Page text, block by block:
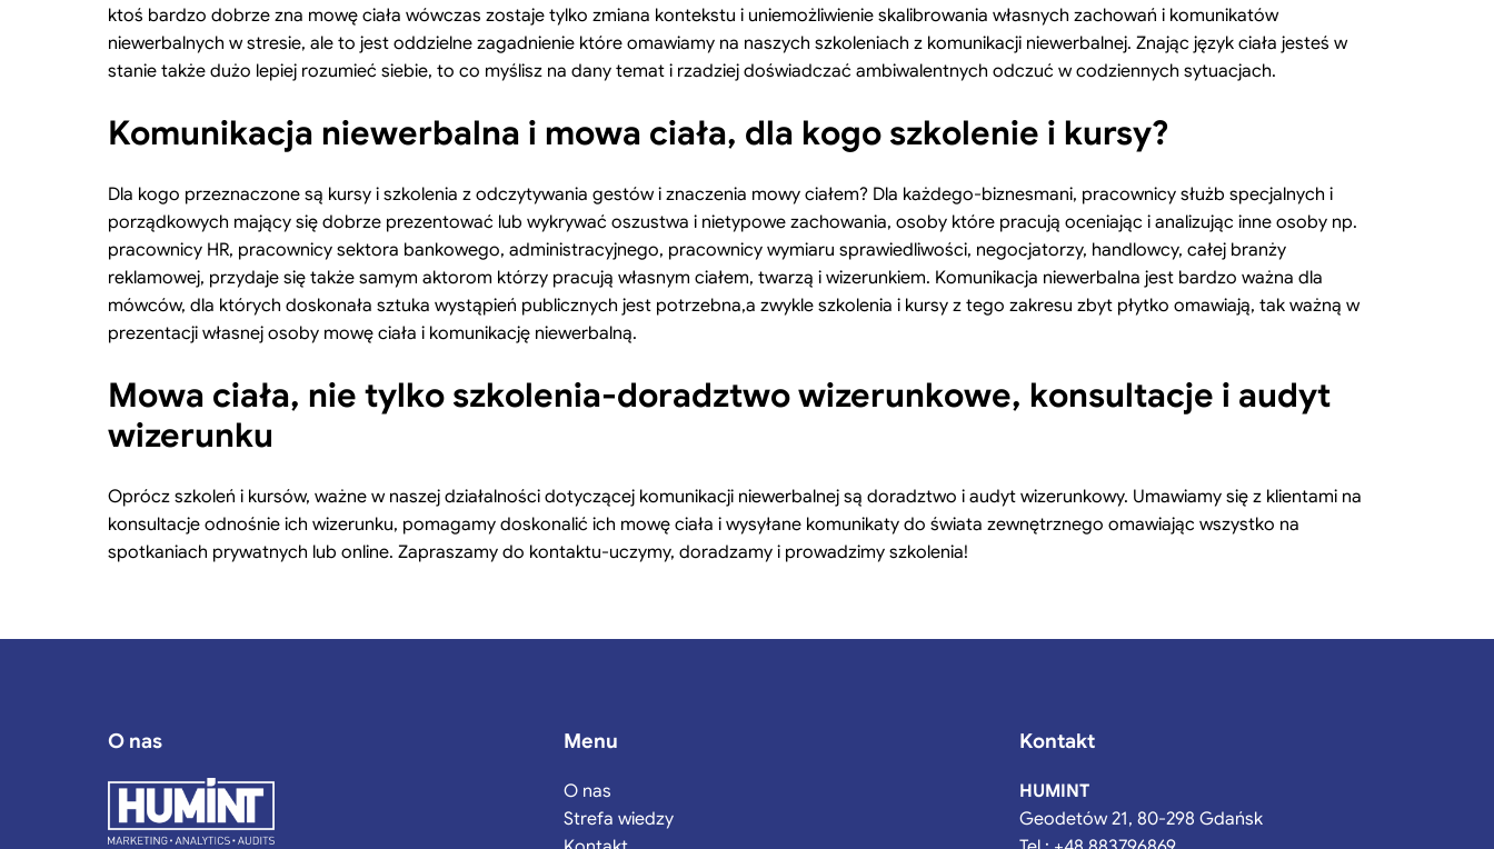
ktoś bardzo dobrze zna mowę ciała wówczas zostaje tylko zmiana kontekstu i uniemożliwienie skalibrowania własnych zachowań i komunikatów
niewerbalnych w stresie, ale to jest oddzielne zagadnienie które omawiamy na naszych szkoleniach z komunikacji niewerbalnej. Znając język ciała jesteś w
stanie także dużo lepiej rozumieć siebie, to co myślisz na dany temat i rzadziej doświadczać ambiwalentnych odczuć w codziennych sytuacjach.
Komunikacja niewerbalna i mowa ciała, dla kogo szkolenie i kursy?
Dla kogo przeznaczone są kursy i szkolenia z odczytywania gestów i znaczenia mowy ciałem? Dla każdego-biznesmani, pracownicy służb specjalnych i
porządkowych mający się dobrze prezentować lub wykrywać oszustwa i nietypowe zachowania, osoby które pracują oceniając i analizując inne osoby np.
pracownicy HR, pracownicy sektora bankowego, administracyjnego, pracownicy wymiaru sprawiedliwości, negocjatorzy, handlowcy, całej branży
reklamowej, przydaje się także samym aktorom którzy pracują własnym ciałem, twarzą i wizerunkiem. Komunikacja niewerbalna jest bardzo ważna dla
mówców, dla których doskonała sztuka wystąpień publicznych jest potrzebna,a zwykle szkolenia i kursy z tego zakresu zbyt płytko omawiają, tak ważną w
prezentacji własnej osoby mowę ciała i komunikację niewerbalną.
Mowa ciała, nie tylko szkolenia-doradztwo wizerunkowe, konsultacje i audyt
wizerunku
Oprócz szkoleń i kursów, ważne w naszej działalności dotyczącej komunikacji niewerbalnej są doradztwo i audyt wizerunkowy. Umawiamy się z klientami na
konsultacje odnośnie ich wizerunku, pomagamy doskonalić ich mowę ciała i wysyłane komunikaty do świata zewnętrznego omawiając wszystko na
spotkaniach prywatnych lub online. Zapraszamy do kontaktu-uczymy, doradzamy i prowadzimy szkolenia!
O nas Menu
O nas
Strefa wiedzy
Kontakt
HUMINT
Geodetów 21, 80-298 Gdańsk